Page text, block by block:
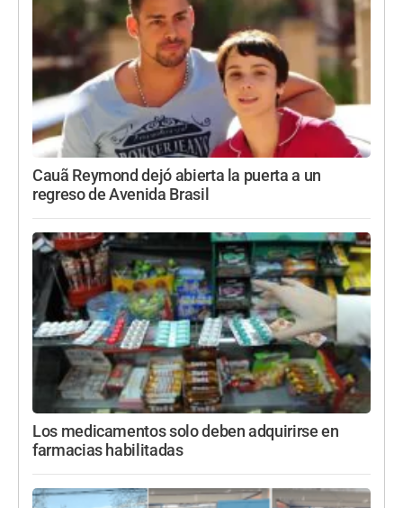
Cauã Reymond dejó abierta la puerta a un
regreso de Avenida Brasil
Los medicamentos solo deben adquirirse en
farmacias habilitadas